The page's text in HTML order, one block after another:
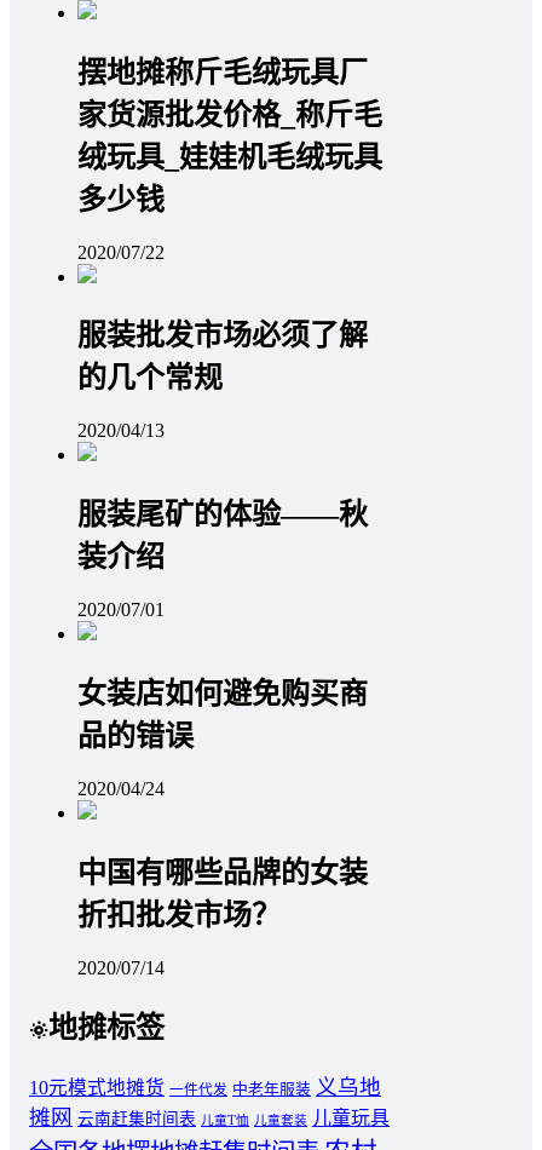
摆地摊称斤毛绒玩具厂
家货源批发价格_称斤毛
绒玩具_娃娃机毛绒玩具
多少钱
2020/07/22
服装批发市场必须了解
的几个常规
2020/04/13
服装尾矿的体验——秋
装介绍
2020/07/01
女装店如何避免购买商
品的错误
2020/04/24
中国有哪些品牌的女装
折扣批发市场？
2020/07/14
地摊标签
10元模式地摊货 一件代发 中老年服装 义乌地
摊网 云南赶集时间表 儿童T恤 儿童套装 儿童玩具